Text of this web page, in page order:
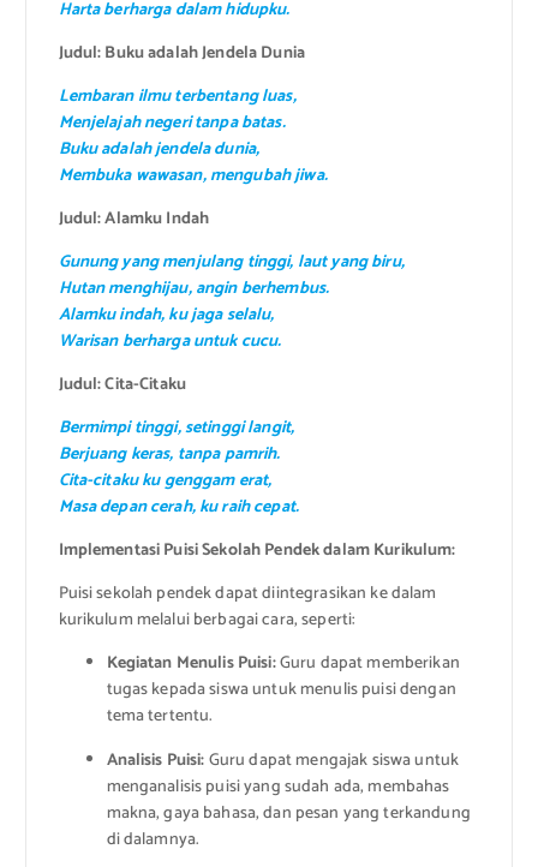
Harta berharga dalam hidupku.
Judul: Buku adalah Jendela Dunia
Lembaran ilmu terbentang luas,
Menjelajah negeri tanpa batas.
Buku adalah jendela dunia,
Membuka wawasan, mengubah jiwa.
Judul: Alamku Indah
Gunung yang menjulang tinggi, laut yang biru,
Hutan menghijau, angin berhembus.
Alamku indah, ku jaga selalu,
Warisan berharga untuk cucu.
Judul: Cita-Citaku
Bermimpi tinggi, setinggi langit,
Berjuang keras, tanpa pamrih.
Cita-citaku ku genggam erat,
Masa depan cerah, ku raih cepat.
Implementasi Puisi Sekolah Pendek dalam Kurikulum:
Puisi sekolah pendek dapat diintegrasikan ke dalam
kurikulum melalui berbagai cara, seperti:
Kegiatan Menulis Puisi:Guru dapat memberikan
tugas kepada siswa untuk menulis puisi dengan
tema tertentu.
Analisis Puisi:Guru dapat mengajak siswa untuk
menganalisis puisi yang sudah ada, membahas
makna, gaya bahasa, dan pesan yang terkandung
di dalamnya.